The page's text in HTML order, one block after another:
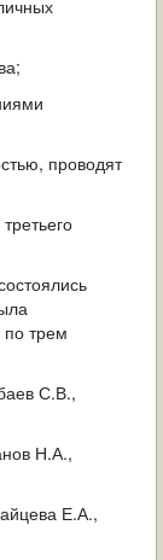
проводят
трем
С.В.,
Н.А.,
Е.А.,